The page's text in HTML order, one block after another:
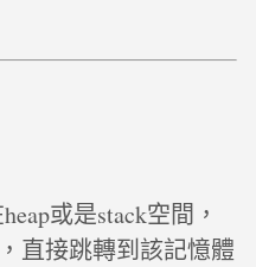
或是stack空間，
直接跳轉到該記憶體